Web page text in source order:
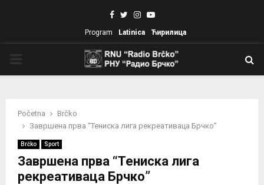
Facebook
TwitterInstagram
Youtube
Program Latinica Ћирилица
Početna
Brčko
Завршена прва “Тениска лига рекреативаца Брчко”
Brčko Sport
Завршена прва “Тениска лига
рекреативаца Брчко”